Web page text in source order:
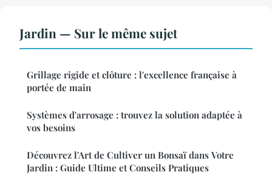
Jardin — Sur le même sujet
Grillage rigide et clôture : l'excellence française à
portée de main
Systèmes d'arrosage : trouvez la solution adaptée à
vos besoins
Découvrez l'Art de Cultiver un Bonsaï dans Votre
Jardin : Guide Ultime et Conseils Pratiques